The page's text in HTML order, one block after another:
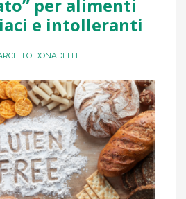
per alimenti
e intolleranti
DONADELLI